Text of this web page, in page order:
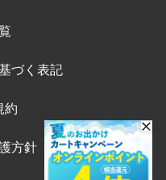
づく表記
約
方針